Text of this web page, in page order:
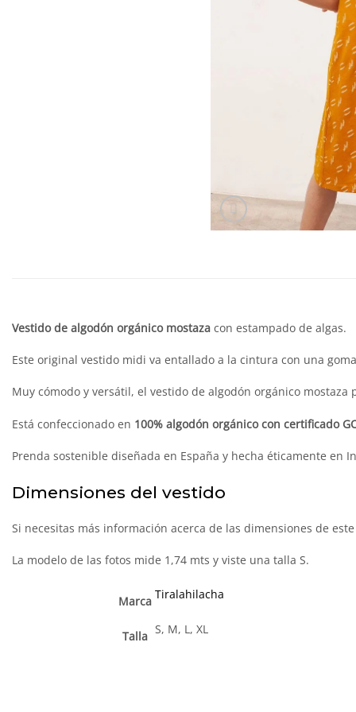
Vestido de algodón orgánico mostaza con estampado de algas.
Este original vestido midi va entallado a la cintura con una
Muy cómodo y versátil, el vestido de algodón orgánico
Está confeccionado en 100% algodón orgánico con certificado
Prenda sostenible diseñada en España y hecha éticamente en
Dimensiones del vestido
Si necesitas más información acerca de las dimensiones de
La modelo de las fotos mide 1,74 mts y viste una talla S.
Marca Tiralahilacha
Talla S, M, L, XL